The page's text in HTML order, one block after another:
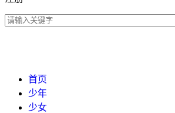
首页
少年
少女